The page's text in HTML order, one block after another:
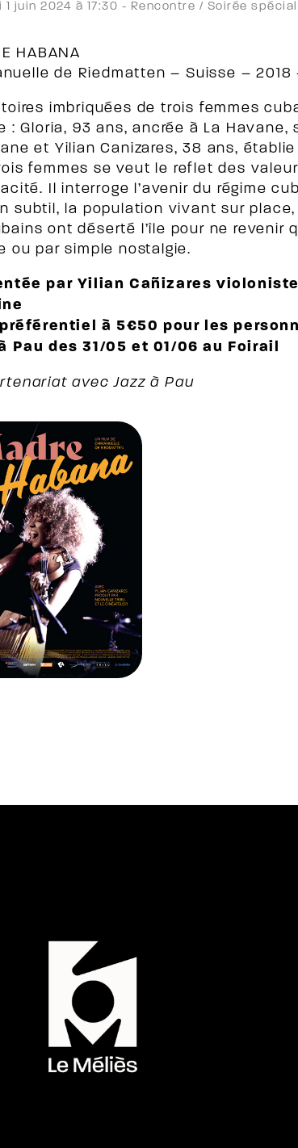
1 juin 2024 à 17:30 - Rencontre / Soirée
HABANA
de Riedmatten – Suisse –
imbriquées de trois femmes
: Gloria, 93 ans, ancrée à La
et Yilian Canizares, 38 ans,
femmes se veut le reflet des
Il interroge l’avenir du régime
subtil, la population vivant sur
ont déserté l’île pour ne revenir
ou par simple nostalgie.
par Yilian Cañizares
à 5€50 pour les
Pau des 31/05 et 01/06 au Foirail
avec Jazz à Pau